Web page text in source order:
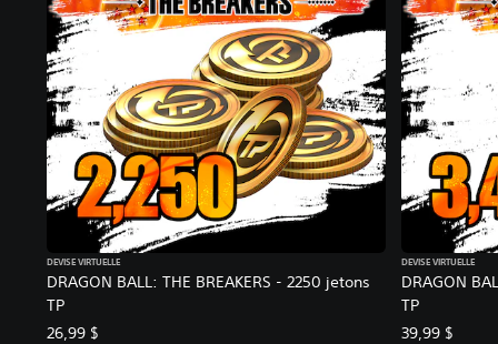
DRAGON BALL: THE BREAKERS - 2250 jetons
TP
DEVISE VIRTUELLE
26,99 $
DRAGON
TP
DEVISE VIRTUELLE
39,99 $